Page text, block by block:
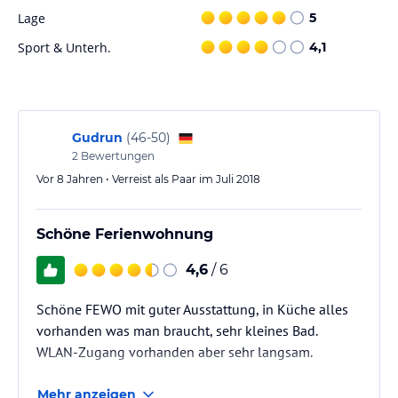
Möglichkeiten für sportliche Aktivitäten und Freizeitgestaltung.
Sie können Wanderungen in der malerischen Landschaft
unternehmen oder den Königssee erkunden. Auch Bootsfahrten,
Aktivitäten und der Buchung von Ausflügen behilflich sein.
Hinweis: Verfasst von HolidayCheck mit Hilfe von KI. Alle
Lage 5
Sport & Unterh. 4,1
Gudrun (46-50)
2 Bewertungen
Vor 8 Jahren • Verreist als Paar im Juli 2018
Schöne Ferienwohnung
4,6 / 6
Schöne FEWO mit guter Ausstattung, in Küche alles
vorhanden was man braucht, sehr kleines Bad.
WLAN-Zugang vorhanden aber sehr langsam.
Mehr anzeigen